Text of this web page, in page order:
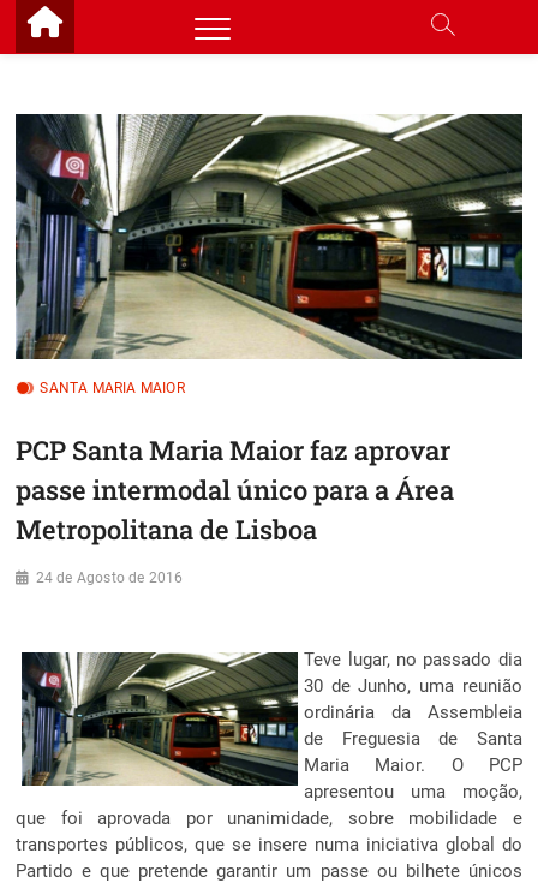
Skip
SANTA MARIA MAIOR
PCP Santa Maria Maior faz aprovar
passe intermodal único para a Área
Metropolitana de Lisboa
24 de Agosto de 2016
Teve lugar, no passado dia
30 de Junho, uma reunião
ordinária da Assembleia
de Freguesia de Santa
Maria Maior. O PCP
apresentou uma moção,
que foi aprovada por unanimidade, sobre mobilidade e
transportes públicos, que se insere numa iniciativa global do
Partido e que pretende garantir um passe ou bilhete únicos